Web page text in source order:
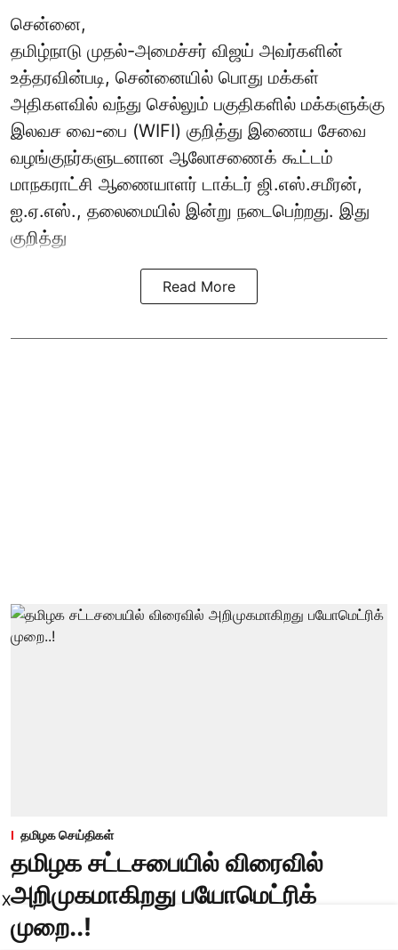
சென்னை,
தமிழ்நாடு முதல்-அமைச்சர் விஜய் அவர்களின்
உத்தரவின்படி, சென்னையில் பொது மக்கள்
அதிகளவில் வந்து செல்லும் பகுதிகளில் மக்களுக்கு
இலவச வை-பை (WIFI) குறித்து இணைய சேவை
வழங்குநர்களுடனான ஆலோசணைக் கூட்டம்
மாநகராட்சி ஆணையாளர் டாக்டர் ஜி.எஸ்.சமீரன்,
ஐ.ஏ.எஸ்., தலைமையில் இன்று நடைபெற்றது. இது
குறித்து
Read More
தமிழக செய்திகள்
தமிழக சட்டசபையில் விரைவில்
அறிமுகமாகிறது பயோமெட்ரிக்
முறை..!
X